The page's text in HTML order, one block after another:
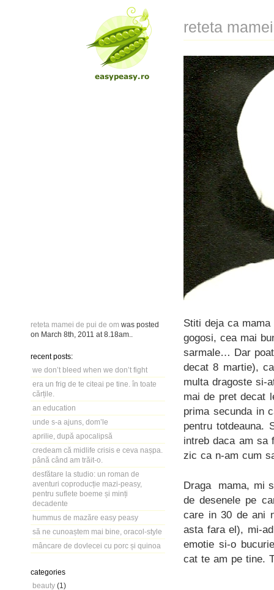
reteta mamei de pui de om was posted
on March 8th, 2011 at 8.18am
recent posts:
we don’t bleed when we don’t fight
era un frig de te citeai pe tine. în toate
cărțile.
an education
unde s-a ajuns, dom’le
aprilie, după apocalipsă
credeam că midlife crisis e ceva nașpa.
până când am trăit-o.
desfătare la studio: un roman de
aventuri coproducție mazi-peasy,
pentru suflete boeme și minți
decadente
hummus de mazăre easy peasy
să ne cunoaștem mai bine, oracol-style
mâncare de dovlecei cu porc și quinoa
categories
beauty (1)
reteta
Stiti deja ca
gogosi, cea mai
sarmale… Dar
decat 8 martie),
multa dragoste si-
mai de pret decat
prima secunda in
pentru totdeauna.
intreb daca am sa
zic ca n-am cum
Draga mama, mi
de desenele pe
care in 30 de ani
asta fara el), mi-
emotie si-o
cat te am pe tine.